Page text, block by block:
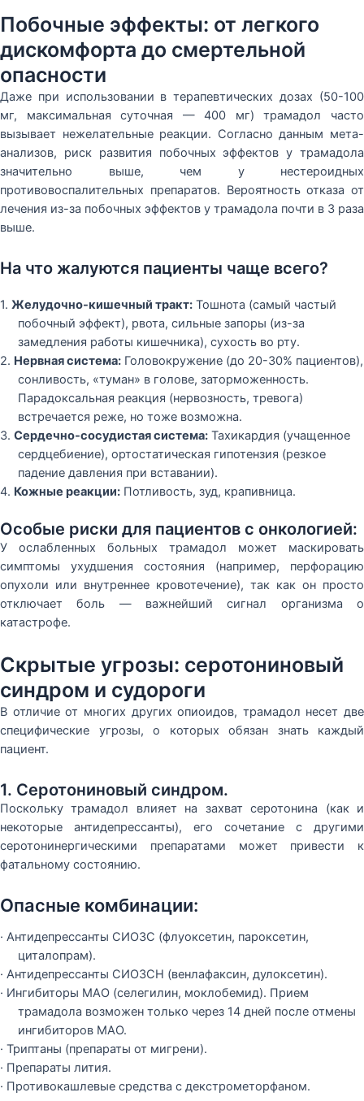
Побочные эффекты: от легкого
дискомфорта до смертельной
опасности
Даже при использовании в терапевтических дозах (50-100
мг, максимальная суточная — 400 мг) трамадол часто
вызывает нежелательные реакции. Согласно данным мета-
анализов, риск развития побочных эффектов у трамадола
значительно выше, чем у нестероидных
противовоспалительных препаратов. Вероятность отказа от
лечения из-за побочных эффектов у трамадола почти в 3 раза
выше.
На что жалуются пациенты чаще всего?
1. Желудочно-кишечный тракт: Тошнота (самый частый
побочный эффект), рвота, сильные запоры (из-за
замедления работы кишечника), сухость во рту.
2. Нервная система: Головокружение (до 20-30% пациентов),
сонливость, «туман» в голове, заторможенность.
Парадоксальная реакция (нервозность, тревога)
встречается реже, но тоже возможна.
3. Сердечно-сосудистая система: Тахикардия (учащенное
сердцебиение), ортостатическая гипотензия (резкое
падение давления при вставании).
4. Кожные реакции: Потливость, зуд, крапивница.
Особые риски для пациентов с онкологией:
У ослабленных больных трамадол может маскировать
симптомы ухудшения состояния (например, перфорацию
опухоли или внутреннее кровотечение), так как он просто
отключает боль — важнейший сигнал организма о
катастрофе.
Скрытые угрозы: серотониновый
синдром и судороги
В отличие от многих других опиоидов, трамадол несет две
специфические угрозы, о которых обязан знать каждый
пациент.
1. Серотониновый синдром.
Поскольку трамадол влияет на захват серотонина (как и
некоторые антидепрессанты), его сочетание с другими
серотонинергическими препаратами может привести к
фатальному состоянию.
Опасные комбинации:
· Антидепрессанты СИОЗС (флуоксетин, пароксетин,
циталопрам).
· Антидепрессанты СИОЗСН (венлафаксин, дулоксетин).
· Ингибиторы МАО (селегилин, моклобемид). Прием
трамадола возможен только через 14 дней после отмены
ингибиторов МАО.
· Триптаны (препараты от мигрени).
· Препараты лития.
· Противокашлевые средства с декстрометорфаном.